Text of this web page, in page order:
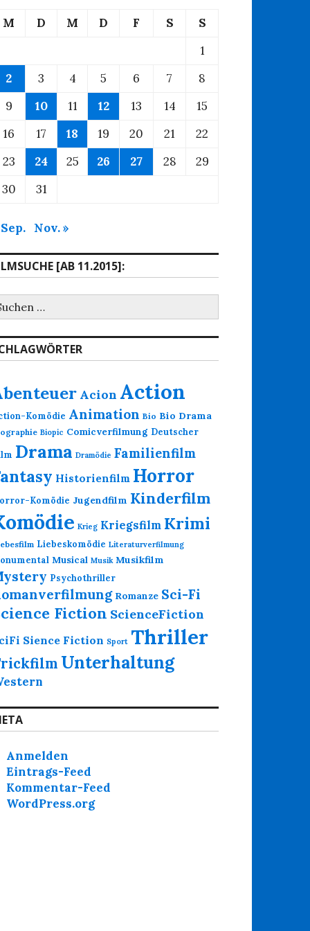
M D M D F S
S
1
2
3 4 5 6 7
8
9
10 11 12 13 14
15
16
17 18 19 20 21
22
23
24 25 26 27 28
29
30
31
Nov. »
[AB 11.2015]:
Acion Action
Komödie Animation Bio Bio Drama
Biopic Comicverfilmung Deutscher
Drama Dramödie Familienfilm
Historienfilm Horror
Komödie Jugendfilm Kinderfilm
Krieg Kriegsfilm Krimi
Liebeskomödie Literaturverfilmung
Musical Musik Musikfilm
Psychothriller
Romanze Sci-Fi
Fiction ScienceFiction
Sience Fiction Sport Thriller
Unterhaltung
Anmelden
Eintrags-Feed
Kommentar-Feed
WordPress.org